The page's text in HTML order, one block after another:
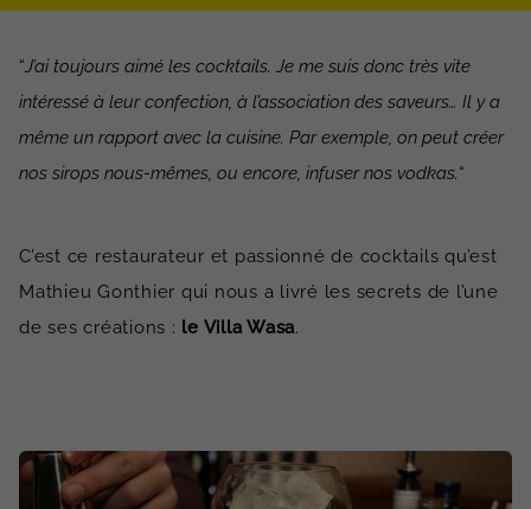
“J’ai toujours aimé les cocktails. Je me suis donc très vite
intéressé à leur confection, à l’association des saveurs… Il y a
même un rapport avec la cuisine. Par exemple, on peut créer
nos sirops nous-mêmes, ou encore, infuser nos vodkas.“
C’est ce restaurateur et passionné de cocktails qu’est
Mathieu Gonthier qui nous a livré les secrets de l’une
de ses créations : le Villa Wasa.